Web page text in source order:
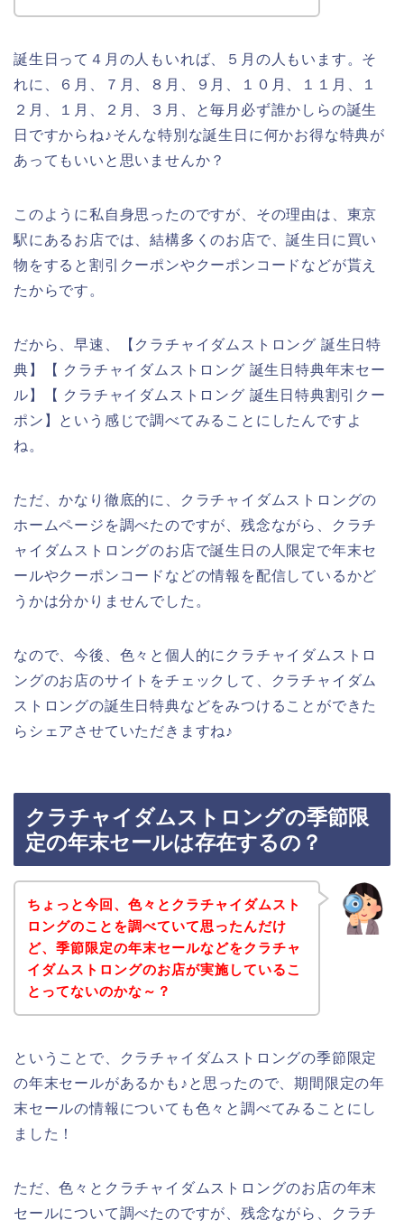
誕生日って４月の人もいれば、５月の人もいます。そ
れに、６月、７月、８月、９月、１０月、１１月、１
２月、１月、２月、３月、と毎月必ず誰かしらの誕生
日ですからね♪そんな特別な誕生日に何かお得な特典が
あってもいいと思いませんか？
このように私自身思ったのですが、その理由は、東京
駅にあるお店では、結構多くのお店で、誕生日に買い
物をすると割引クーポンやクーポンコードなどが貰え
たからです。
だから、早速、【クラチャイダムストロング 誕生日特
典】【 クラチャイダムストロング 誕生日特典年末セー
ル】【 クラチャイダムストロング 誕生日特典割引クー
ポン】という感じで調べてみることにしたんですよ
ね。
ただ、かなり徹底的に、クラチャイダムストロングの
ホームページを調べたのですが、残念ながら、クラチ
ャイダムストロングのお店で誕生日の人限定で年末セ
ールやクーポンコードなどの情報を配信しているかど
うかは分かりませんでした。
なので、今後、色々と個人的にクラチャイダムストロ
ングのお店のサイトをチェックして、クラチャイダム
ストロングの誕生日特典などをみつけることができた
らシェアさせていただきますね♪
クラチャイダムストロングの季節限
定の年末セールは存在するの？
ちょっと今回、色々とクラチャイダムスト
ロングのことを調べていて思ったんだけ
ど、季節限定の年末セールなどをクラチャ
イダムストロングのお店が実施しているこ
とってないのかな～？
ということで、クラチャイダムストロングの季節限定
の年末セールがあるかも♪と思ったので、期間限定の年
末セールの情報についても色々と調べてみることにし
ました！
ただ、色々とクラチャイダムストロングのお店の年末
セールについて調べたのですが、残念ながら、クラチ